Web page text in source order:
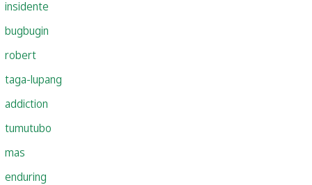
insidente
bugbugin
robert
taga-lupang
addiction
tumutubo
mas
enduring